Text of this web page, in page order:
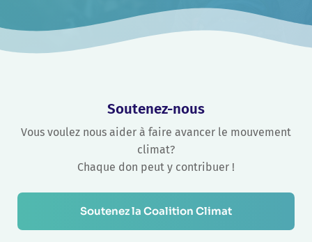
Soutenez-nous
Vous voulez nous aider à faire avancer le mouvement
climat?
Chaque don peut y contribuer !
Soutenez la Coalition Climat